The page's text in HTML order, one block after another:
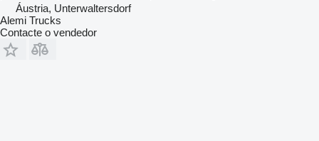
Áustria, Unterwaltersdorf
Alemi Trucks
Contacte o vendedor